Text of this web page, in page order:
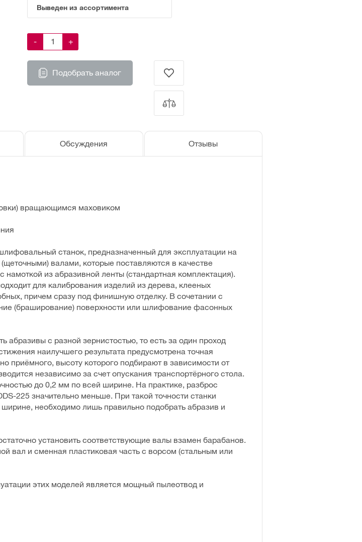
Выведен из ассортимента
- +
Подобрать аналог
Обсуждения Отзывы
вращающимся маховиком
станок, предназначенный для эксплуатации на
валами, которые поставляются в качестве
из абразивной ленты (стандартная комплектация).
для калибрования изделий из дерева, клееных
причем сразу под финишную отделку. В сочетании с
(браширование) поверхности или шлифование фасонных
абразивы с разной зернистостью, то есть за один проход
наилучшего результата предусмотрена точная
приёмного, высоту которого подбирают в зависимости от
независимо за счет опускания транспортёрного стола.
до 0,2 мм по всей ширине. На практике, разброс
225 значительно меньше. При такой точности станки
необходимо лишь правильно подобрать абразив и
установить соответствующие валы взамен барабанов.
вал и сменная пластиковая часть с ворсом (стальным или
этих моделей является мощный пылеотвод и